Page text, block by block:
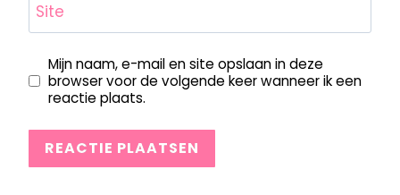
Site
Mijn naam, e-mail en site opslaan in deze
browser voor de volgende keer wanneer ik een
reactie plaats.